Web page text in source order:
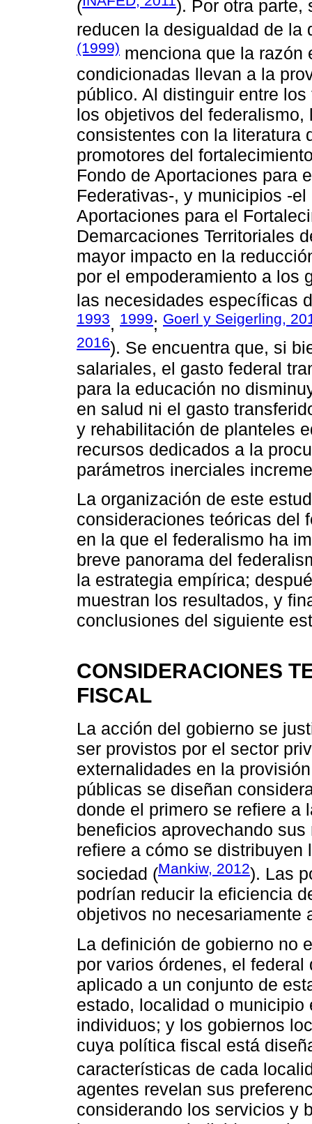
(
). Por otra parte,
reducen la desigualdad de
(1999) menciona que la razón
condicionadas llevan a la
público. Al distinguir entre
los objetivos del
consistentes con la literatura
promotores del
Fondo de Aportaciones para
Federativas-, y municipios -
Aportaciones para el
Demarcaciones Territoriales
mayor impacto en la
por el empoderamiento a los
las necesidades específicas
1993, 1999; Goerl y Seigerling,
2016). Se encuentra que, si
salariales, el gasto federal
para la educación no
en salud ni el gasto
y rehabilitación de planteles
recursos dedicados a la
parámetros inerciales
La organización de este
consideraciones teóricas del
en la que el federalismo ha
breve panorama del
la estrategia empírica;
muestran los resultados, y
conclusiones del siguiente
CONSIDERACIONES
FISCAL
La acción del gobierno se
ser provistos por el sector
externalidades en la
públicas se diseñan
donde el primero se refiere a
beneficios aprovechando
refiere a cómo se
sociedad (Mankiw, 2012). Las
podrían reducir la eficiencia
objetivos no necesariamente
La definición de gobierno no
por varios órdenes, el
aplicado a un conjunto de
estado, localidad o
individuos; y los gobiernos
cuya política fiscal está
características de cada
agentes revelan sus
considerando los servicios y